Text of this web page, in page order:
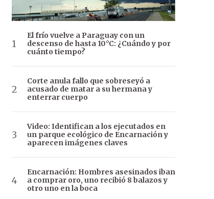
El frío vuelve a Paraguay con un
descenso de hasta 10°C: ¿Cuándo y por
cuánto tiempo?
Corte anula fallo que sobreseyó a
acusado de matar a su hermana y
enterrar cuerpo
Video: Identifican a los ejecutados en
un parque ecológico de Encarnación y
aparecen imágenes claves
Encarnación: Hombres asesinados iban
a comprar oro, uno recibió 8 balazos y
otro uno en la boca